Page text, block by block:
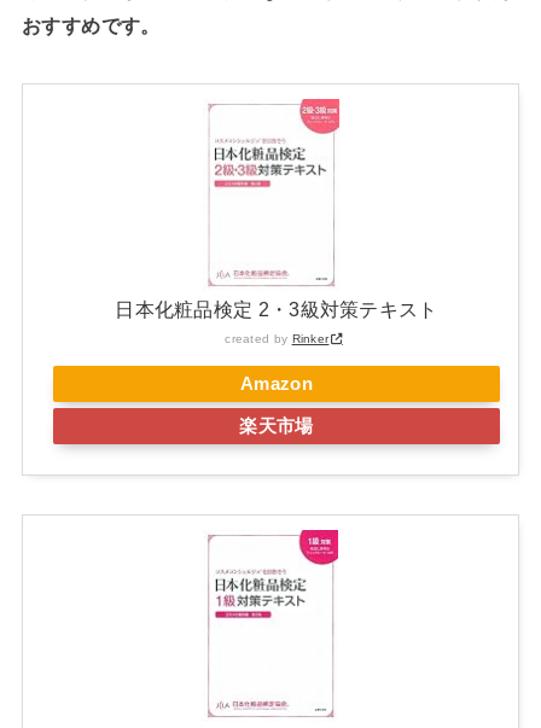
おすすめです。
日本化粧品検定 2・3級対策テキスト
created by Rinker
Amazon
楽天市場